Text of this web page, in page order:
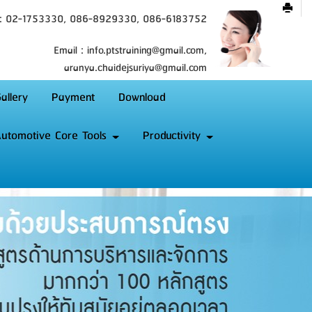
Payment
Download
Core Tools
Productivity
02-1753330, 086-8929330, 086-6183752
Email : info.ptstraining@gmail.com,
aranya.chaidejsuriya@gmail.com